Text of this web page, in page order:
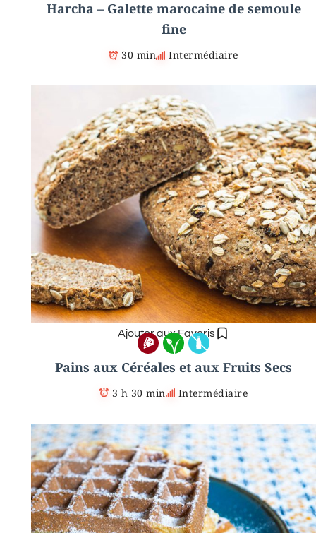
Harcha – Galette marocaine de semoule
fine
30 min Intermédiaire
Ajouter aux Favoris
Pains aux Céréales et aux Fruits Secs
3 h 30 min Intermédiaire